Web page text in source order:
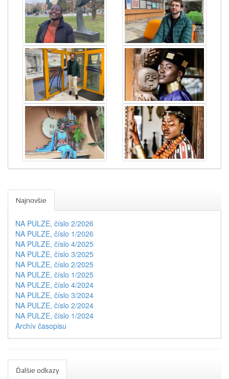
Najnovšie
NA PULZE, číslo 2/2026
NA PULZE, číslo 1/2026
NA PULZE, číslo 4/2025
NA PULZE, číslo 3/2025
NA PULZE, číslo 2/2025
NA PULZE, číslo 1/2025
NA PULZE, číslo 4/2024
NA PULZE, číslo 3/2024
NA PULZE, číslo 2/2024
NA PULZE, číslo 1/2024
Archív časopisu
Ďalšie odkazy